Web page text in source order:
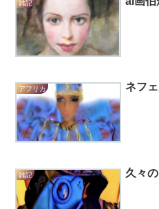
雑記
アフリカ ネフ
雑記 久々